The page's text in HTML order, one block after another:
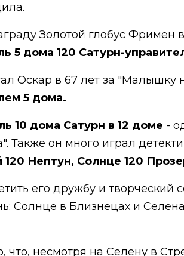
Золотой глобус
5 дома 120 Сатурн-
Оскар в 67 лет за "Малышку
5 дома.
10 дома Сатурн в 12 доме -
Также он много играл
120 Нептун, Солнце 120
его дружбу и
Солнце в Близнецах и
что, несмотря на Селену в